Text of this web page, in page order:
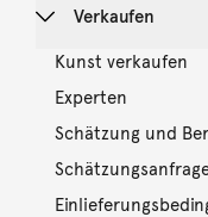
Verkaufen
Kunst verkaufen
Experten
Schätzung und